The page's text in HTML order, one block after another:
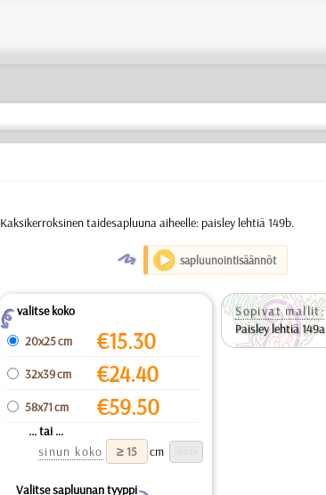
Kaksikerroksinen taidesapluuna aiheelle: paisley lehtiä 149b.
O sapluunointisäännöt
Zvalitse koko
20x25 cm
€15.30
32x39 cm €24.40
58x71 cm €59.50
... tai ...
sinun koko
cm
Valitse sapluunan tyyppi
Sopivat mallit:
Paisley lehtiä 149a